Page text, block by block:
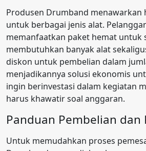
Produsen Drumband
untuk berbagai jenis alat.
memanfaatkan paket hemat untuk
membutuhkan banyak alat
diskon untuk pembelian dalam
menjadikannya solusi ekonomis
ingin berinvestasi dalam kegiatan
harus khawatir soal anggaran.
Panduan Pembelian dan
Untuk memudahkan proses